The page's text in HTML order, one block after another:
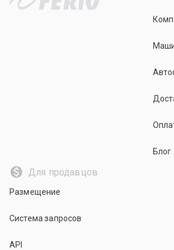
Блог
Для продавцов
Размещение
Система запросов
API